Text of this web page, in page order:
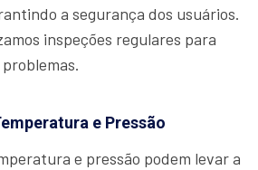
a segurança dos usuários.
inspeções regulares para
e Pressão
e pressão podem levar a